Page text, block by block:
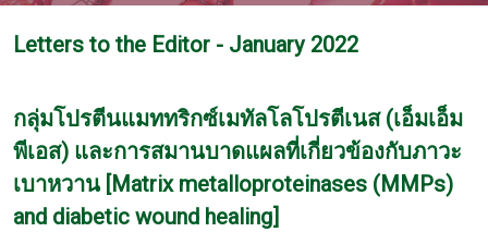
Letters to the Editor - January 2022
กลุ่มโปรตีนแมททริกซ์เมทัลโลโปรตีเนส (เอ็มเอ็ม
พีเอส) และการสมานบาดแผลที่เกี่ยวข้องกับภาวะ
เบาหวาน [Matrix metalloproteinases (MMPs)
and diabetic wound healing]